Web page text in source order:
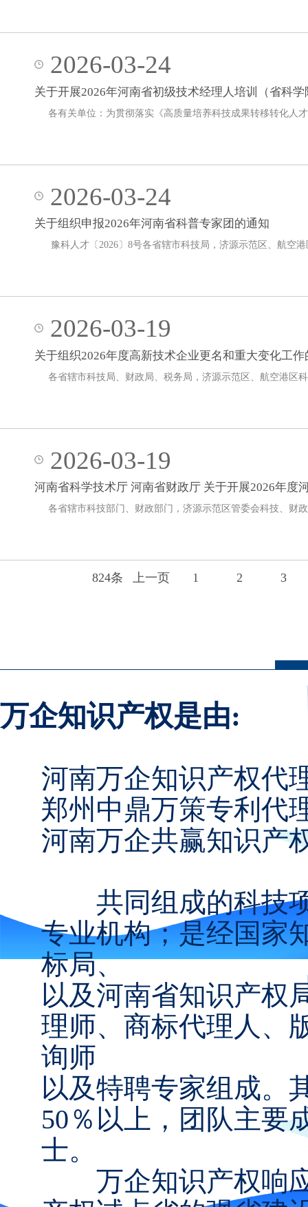
2026-03-24
关于开展2026年河南省初级技术经理人培训（省科
各有关单位：为贯彻落实《高质量培养科技成果转移转化人
2026-03-24
关于组织申报2026年河南省科普专家团的通知
豫科人才〔2026〕8号各省辖市科技局，济源示范区、航
2026-03-19
关于组织2026年度高新技术企业更名和重大变化工作
各省辖市科技局、财政局、税务局，济源示范区、航空港区
2026-03-19
河南省科学技术厅 河南省财政厅 关于开展2026年度
各省辖市科技部门、财政部门，济源示范区管委会科技、
824条 上一页 1 2 3
万企知识产权是由:
河南万企知识产权代
郑州中鼎万策专利代
河南万企共赢知识产
共同组成的科技项
专业机构；是经国家
标局、
以及河南省知识产权
理师、商标代理人、
询师
以及特聘专家组成。
50％以上，团队主要
士。
万企知识产权响应